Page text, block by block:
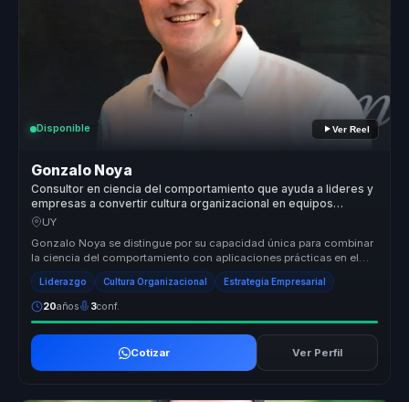
Disponible Ver Reel
Gonzalo Noya
Consultor en ciencia del comportamiento que ayuda a lideres y
empresas a convertir cultura organizacional en equipos
alineados, decisiones y alto desempeno.
UY
Gonzalo Noya se distingue por su capacidad única para combinar
la ciencia del comportamiento con aplicaciones prácticas en el
entorno emp...
Liderazgo Cultura Organizacional Estrategia Empresarial
20años 3conf.
Cotizar Ver Perfil